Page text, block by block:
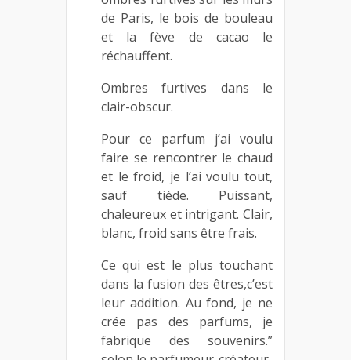
de Paris, le bois de bouleau
et la fève de cacao le
réchauffent.
Ombres furtives dans le
clair-obscur.
Pour ce parfum j’ai voulu
faire se rencontrer le chaud
et le froid, je l’ai voulu tout,
sauf tiède. Puissant,
chaleureux et intrigant. Clair,
blanc, froid sans être frais.
Ce qui est le plus touchant
dans la fusion des êtres,c’est
leur addition. Au fond, je ne
crée pas des parfums, je
fabrique des souvenirs.”